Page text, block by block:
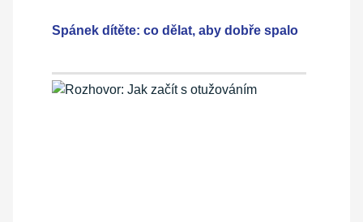
Spánek dítěte: co dělat, aby dobře spalo